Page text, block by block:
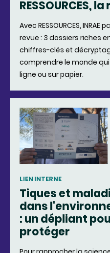
RESSOURCES,
Avec RESSOURCES,
revue : 3 dossiers riches
chiffres-clés et
comprendre le monde qui
ligne ou sur papier.
LIEN INTERNE
Tiques et
dans
: un dépliant
protéger